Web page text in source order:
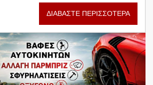
ΔΙΑΒΑΣΤΕ ΠΕΡΙΣΣΟΤΕΡΑ